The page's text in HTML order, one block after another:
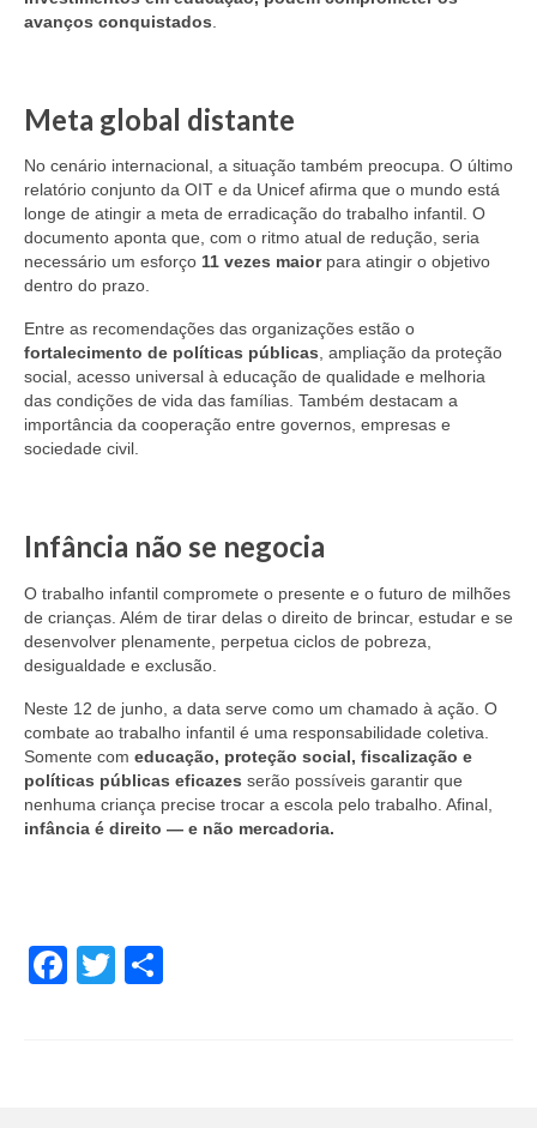
avanços conquistados.
Meta global distante
No cenário internacional, a situação também preocupa. O último
relatório conjunto da OIT e da Unicef afirma que o mundo está
longe de atingir a meta de erradicação do trabalho infantil. O
documento aponta que, com o ritmo atual de redução, seria
necessário um esforço 11 vezes maiorpara atingir o objetivo
dentro do prazo.
Entre as recomendações das organizações estão o
fortalecimento de políticas públicas, ampliação da proteção
social, acesso universal à educação de qualidade e melhoria
das condições de vida das famílias. Também destacam a
importância da cooperação entre governos, empresas e
sociedade civil.
Infância não se negocia
O trabalho infantil compromete o presente e o futuro de milhões
de crianças. Além de tirar delas o direito de brincar, estudar e se
desenvolver plenamente, perpetua ciclos de pobreza,
desigualdade e exclusão.
Neste 12 de junho, a data serve como um chamado à ação. O
combate ao trabalho infantil é uma responsabilidade coletiva.
Somente com educação, proteção social, fiscalização e
políticas públicas eficazes serão possíveis garantir que
nenhuma criança precise trocar a escola pelo trabalho. Afinal,
infância é direito — e não mercadoria.
Facebook
Twitter